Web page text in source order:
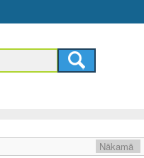
Nākamā